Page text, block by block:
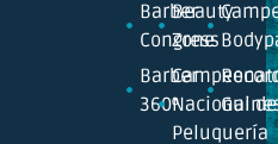
Barber
Congress
Barber
360º
Beauty
Zone
Nacional de
Peluquería